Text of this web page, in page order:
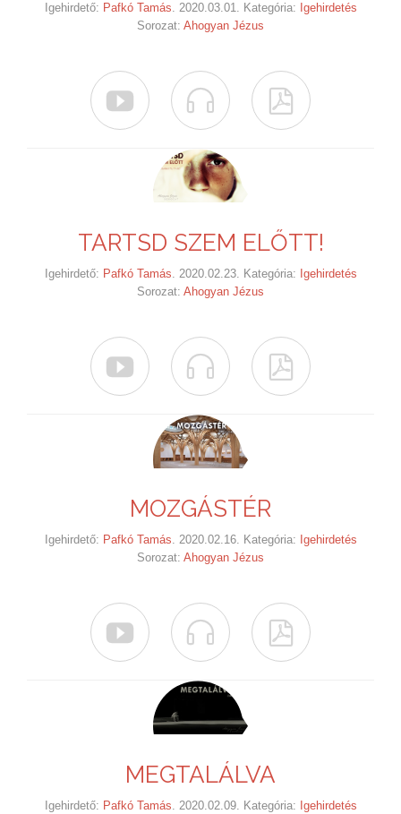
Igehirdető: Pafkó Tamás. 2020.03.01. Kategória: Igehirdetés
Sorozat: Ahogyan Jézus
  
TARTSD SZEM ELŐTT!
Igehirdető: Pafkó Tamás. 2020.02.23. Kategória: Igehirdetés
Sorozat: Ahogyan Jézus
  
MOZGÁSTÉR
Igehirdető: Pafkó Tamás. 2020.02.16. Kategória: Igehirdetés
Sorozat: Ahogyan Jézus
  
MEGTALÁLVA
Igehirdető: Pafkó Tamás. 2020.02.09. Kategória: Igehirdetés